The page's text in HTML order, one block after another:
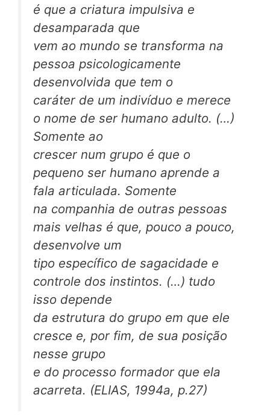
é que a criatura impulsiva e
desamparada que
vem ao mundo se transforma na
pessoa psicologicamente
desenvolvida que tem o
caráter de um indivíduo e merece
o nome de ser humano adulto. (…)
Somente ao
crescer num grupo é que o
pequeno ser humano aprende a
fala articulada. Somente
na companhia de outras pessoas
mais velhas é que, pouco a pouco,
desenvolve um
tipo específico de sagacidade e
controle dos instintos. (…) tudo
isso depende
da estrutura do grupo em que ele
cresce e, por fim, de sua posição
nesse grupo
e do processo formador que ela
acarreta. (ELIAS, 1994a, p.27)